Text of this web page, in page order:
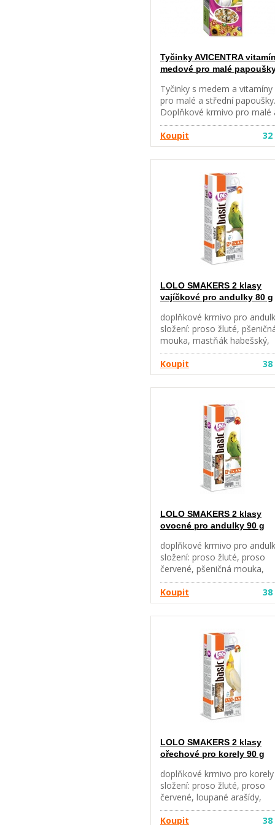
Tyčinky AVICENTRA
medové pro malé
Tyčinky s medem a vitamíny
pro malé a střední papoušky.
Doplňkové krmivo pro malé
střední papoušky. Krmný
návod: do klece zavěste 1-2
tyčinky za týden. Složení:
semena, obiloviny, med,
minerální látky, vitamíny A,
C, D, E. Jakostní znaky:
Koupit 32
LOLO SMAKERS 2 klasy
vajíčkové pro andulky 80 g
doplňkové krmivo pro
složení: proso žluté,
mouka, mastňák habešský,
kvasnice, sušená vejce
hmotnost: 80 g
Koupit 38
LOLO SMAKERS 2 klasy
ovocné pro andulky 90 g
doplňkové krmivo pro
složení: proso žluté, proso
červené, pšeničná mouka,
semeno nigeru, saflorové
semeno, bezinka, sušený
kokos, sušené jablko,
pomerančová kůra,
složení: hrubý protein (min.)
10,6 %, hrubý tuk (min.) 3,1
hrubá vláknina (max.) 5,3 %,
vlhkost (max.) 12,0 %, hrubý
popel (max.) 4,8 %
Koupit 38
LOLO SMAKERS 2 klasy
ořechové pro korely 90 g
doplňkové krmivo pro korely
složení: proso žluté, proso
červené, loupané arašídy,
světlice barvířská, čirok
červený, pšeničná mouka,
Koupit 38